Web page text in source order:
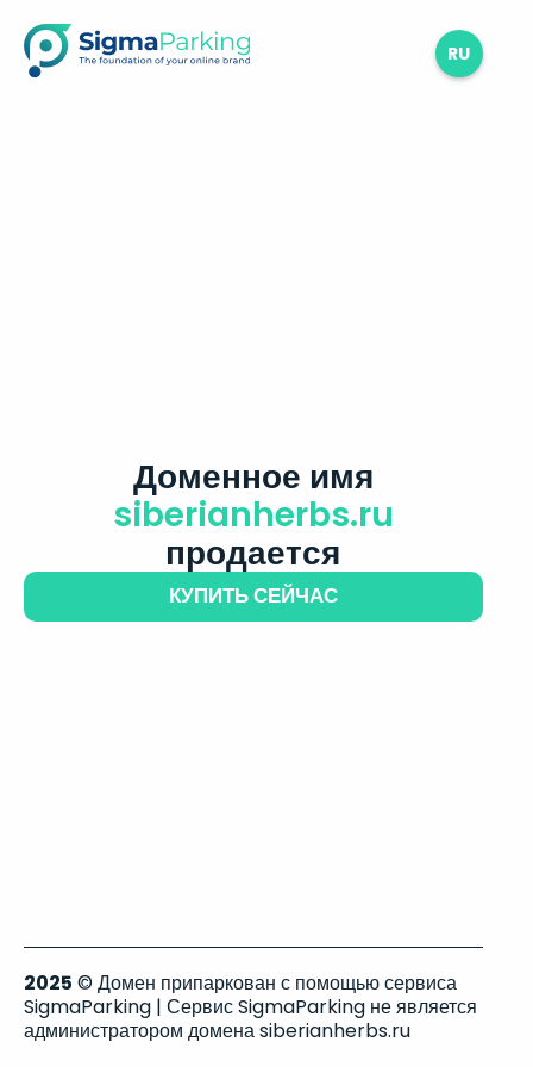
RU
Доменное имя
siberianherbs.ru
продается
КУПИТЬ СЕЙЧАС
2025 © Домен припаркован с помощью сервиса
SigmaParking | Сервис SigmaParking не является
администратором домена siberianherbs.ru